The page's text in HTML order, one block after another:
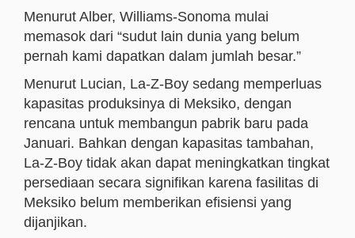
Menurut Alber, Williams-Sonoma mulai
memasok dari “sudut lain dunia yang belum
pernah kami dapatkan dalam jumlah besar.”
Menurut Lucian, La-Z-Boy sedang memperluas
kapasitas produksinya di Meksiko, dengan
rencana untuk membangun pabrik baru pada
Januari. Bahkan dengan kapasitas tambahan,
La-Z-Boy tidak akan dapat meningkatkan tingkat
persediaan secara signifikan karena fasilitas di
Meksiko belum memberikan efisiensi yang
dijanjikan.